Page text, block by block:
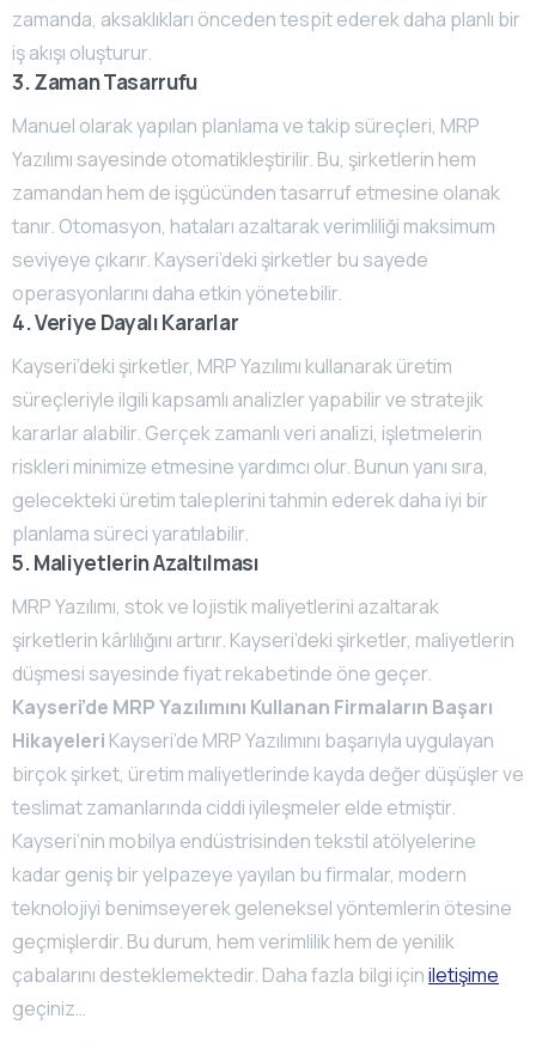
zamanda, aksaklıkları önceden tespit ederek daha planlı bir
iş akışı oluşturur.
3. Zaman Tasarrufu
Manuel olarak yapılan planlama ve takip süreçleri, MRP
Yazılımı sayesinde otomatikleştirilir. Bu, şirketlerin hem
zamandan hem de işgücünden tasarruf etmesine olanak
tanır. Otomasyon, hataları azaltarak verimliliği maksimum
seviyeye çıkarır. Kayseri’deki şirketler bu sayede
operasyonlarını daha etkin yönetebilir.
4. Veriye Dayalı Kararlar
Kayseri’deki şirketler, MRP Yazılımı kullanarak üretim
süreçleriyle ilgili kapsamlı analizler yapabilir ve stratejik
kararlar alabilir. Gerçek zamanlı veri analizi, işletmelerin
riskleri minimize etmesine yardımcı olur. Bunun yanı sıra,
gelecekteki üretim taleplerini tahmin ederek daha iyi bir
planlama süreci yaratılabilir.
5. Maliyetlerin Azaltılması
MRP Yazılımı, stok ve lojistik maliyetlerini azaltarak
şirketlerin kârlılığını artırır. Kayseri’deki şirketler, maliyetlerin
düşmesi sayesinde fiyat rekabetinde öne geçer.
Kayseri’de MRP Yazılımını Kullanan Firmaların Başarı
Hikayeleri Kayseri’de MRP Yazılımını başarıyla uygulayan
birçok şirket, üretim maliyetlerinde kayda değer düşüşler ve
teslimat zamanlarında ciddi iyileşmeler elde etmiştir.
Kayseri’nin mobilya endüstrisinden tekstil atölyelerine
kadar geniş bir yelpazeye yayılan bu firmalar, modern
teknolojiyi benimseyerek geleneksel yöntemlerin ötesine
geçmişlerdir. Bu durum, hem verimlilik hem de yenilik
çabalarını desteklemektedir. Daha fazla bilgi içiniletişime
geçiniz…